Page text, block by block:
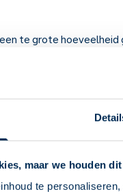
maar we houden
te
te grote hoeveelheid
. Door
effect.
over